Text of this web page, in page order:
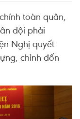
toàn quân,
đội phải
Nghị quyết
chỉnh đốn